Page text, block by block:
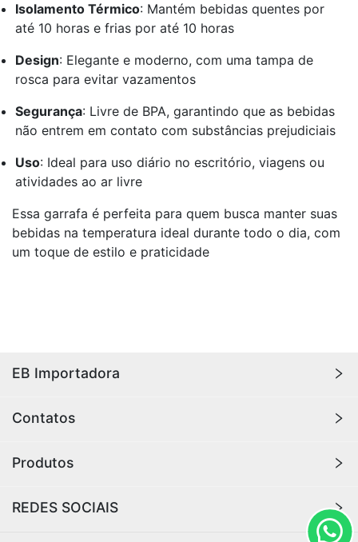
Isolamento Térmico: Mantém bebidas quentes por
até 10 horas e frias por até 10 horas
Design: Elegante e moderno, com uma tampa de
rosca para evitar vazamentos
Segurança: Livre de BPA, garantindo que as bebidas
não entrem em contato com substâncias prejudiciais
Uso: Ideal para uso diário no escritório, viagens ou
atividades ao ar livre
Essa garrafa é perfeita para quem busca manter suas
bebidas na temperatura ideal durante todo o dia, com
um toque de estilo e praticidade
EB Importadora
importados, com qualidade e durabilidade para sua
tecnologia, eletrônicos, áudio e vídeo, ferramentas,
Contatos
Produtos
Copos e Garrafas
REDES SOCIAIS